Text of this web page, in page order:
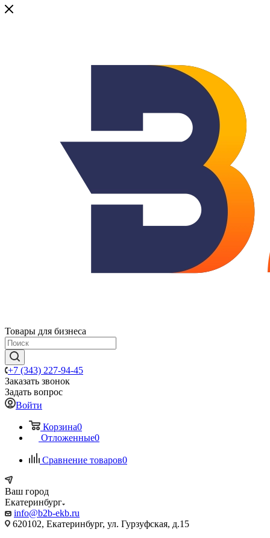
Товары для бизнеса
+7 (343) 227-94-45
Заказать звонок
Задать вопрос
Войти
Корзина0
Отложенные0
Сравнение товаров0
Ваш город
Екатеринбург
info@b2b-ekb.ru
620102, Екатеринбург, ул. Гурзуфская, д.15